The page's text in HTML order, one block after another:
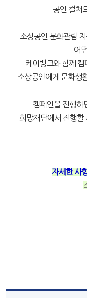
공인 컬쳐
소상공인 문화관람
어
케이뱅크와 함께
소상공인에게 문화생
캠페인을 진행하
희망재단에서 진행할
자세한 사